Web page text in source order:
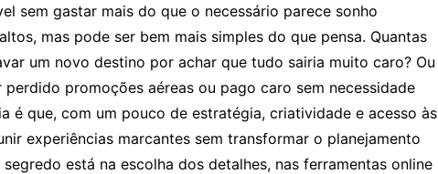
sem gastar mais do que o necessário parece sonho
mas pode ser bem mais simples do que pensa. Quantas
um novo destino por achar que tudo sairia muito caro? Ou
promoções aéreas ou pago caro sem necessidade
é que, com um pouco de estratégia, criatividade e acesso às
experiências marcantes sem transformar o planejamento
está na escolha dos detalhes, nas ferramentas online